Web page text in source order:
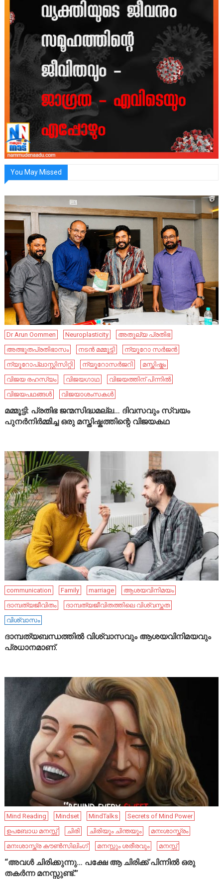
You May Missed
Dr Arun Oommen Neuroplasticity
അതുല്യ പ്രതിഭ
അത്ഭുതപ്രതിഭാസം
നടൻ മമ്മൂട്ടി
ന്യൂറോ സർജൻ
ന്യൂറോപ്ലാസ്റ്റിസിറ്റി
ന്യൂറോസർജറി
മസ്തിഷ്കം
വിജയ രഹസ്യം
വിജയഗാഥ
വിജയത്തിന് പിന്നിൽ
വിജയപഥങ്ങൾ
വിജയാശംസകൾ
മമ്മൂട്ടി: പ്രതിഭ ജന്മസിദ്ധമല്ല… ദിവസവും സ്വയം
പുനർനിർമ്മിച്ച ഒരു മസ്തിഷ്കത്തിന്റെ വിജയകഥ
communication Family marriage
ആശയവിനിമയം
ദാമ്പത്യജീവിതം
ദാമ്പത്യജീവിതത്തിലെ വിശ്വസ്തത
വിശ്വാസം
ദാമ്പത്യബന്ധത്തിൽ വിശ്വാസവും ആശയവിനിമയവും
പ്രധാനമാണ്.
Mind Reading Mindset MindTalks
Secrets of Mind Power
ഉപബോധ മനസ്സ്
ചിരി ചിരിയും ചിന്തയും
മനഃശാസ്ത്രം
മനഃശാസ്ത്ര കൗൺസിലിംഗ്
മനസ്സും ശരീരവും മനസ്സ്
“അവൾ ചിരിക്കുന്നു… പക്ഷേ ആ ചിരിക്ക് പിന്നിൽ ഒരു
തകർന്ന മനസ്സുണ്ട്.”